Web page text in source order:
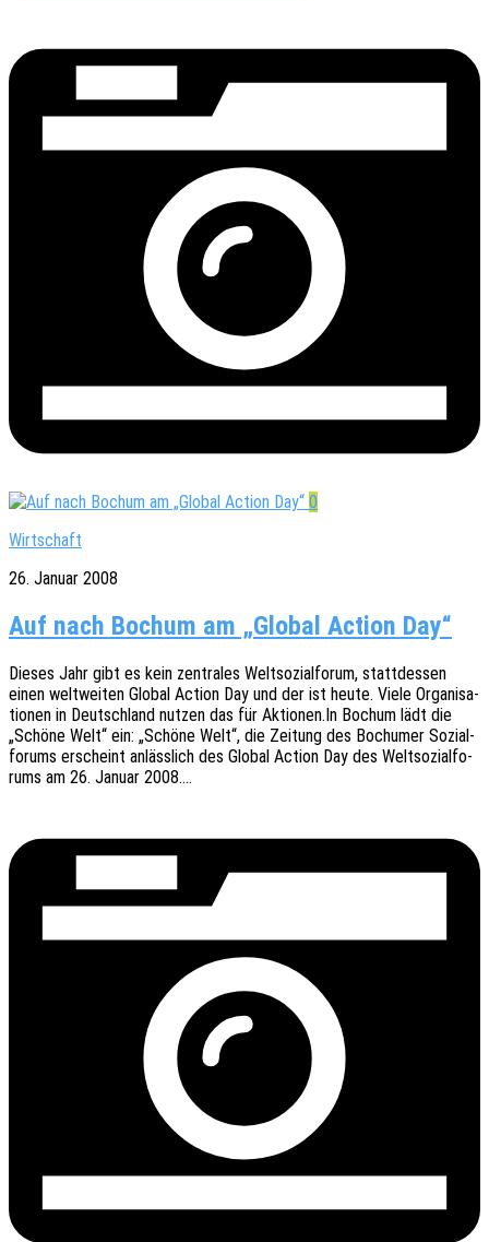
0
Wirtschaft
26. Januar 2008
Auf nach Bochum am „Global Action Day“
Dieses Jahr gibt es kein zentra­les Welt­so­zi­al­fo­rum, statt­des­sen
einen welt­wei­ten Global Action Day und der ist heute. Viele Orga­ni­sa­
tio­nen in Deutsch­land nutzen das für Aktio­nen.In Bochum lädt die
„Schöne Welt“ ein: „Schöne Welt“, die Zeitung des Bochu­mer Sozi­al­
fo­rums erscheint anläss­lich des Global Action Day des Welt­so­zi­al­fo­
rums am 26. Januar 2008.…